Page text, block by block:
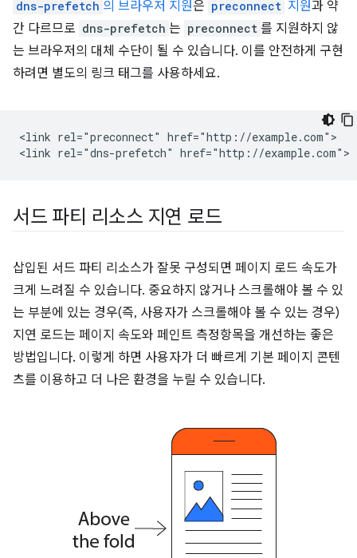
dns-prefetch 의 브라우저 지원은 preconnect 지원과 약
간 다르므로 dns-prefetch 는 preconnect 를 지원하지 않
는 브라우저의 대체 수단이 될 수 있습니다. 이를 안전하게 구현
하려면 별도의 링크 태그를 사용하세요.
<link rel="preconnect" href="http://example.com">
서드 파티 리소스 지연 로드
삽입된 서드 파티 리소스가 잘못 구성되면 페이지 로드 속도가
크게 느려질 수 있습니다. 중요하지 않거나 스크롤해야 볼 수 있
는 부분에 있는 경우(즉, 사용자가 스크롤해야 볼 수 있는 경우)
지연 로드는 페이지 속도와 페인트 측정항목을 개선하는 좋은
방법입니다. 이렇게 하면 사용자가 더 빠르게 기본 페이지 콘텐
츠를 이용하고 더 나은 환경을 누릴 수 있습니다.